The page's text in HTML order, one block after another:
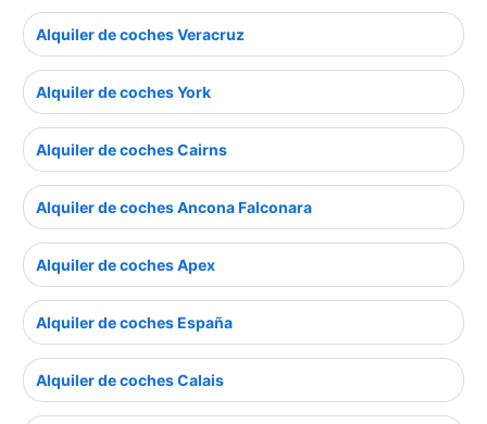
Alquiler de coches Veracruz
Alquiler de coches York
Alquiler de coches Cairns
Alquiler de coches Ancona Falconara
Alquiler de coches Apex
Alquiler de coches España
Alquiler de coches Calais